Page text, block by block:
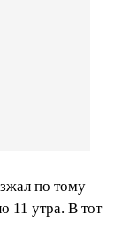
по тому
11 утра. В тот